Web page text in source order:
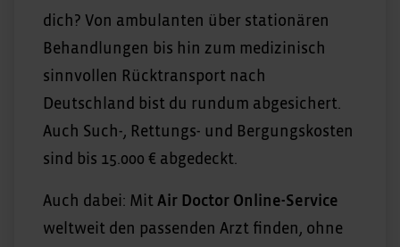
dich? Von ambulanten über stationären
Behandlungen bis hin zum medizinisch
sinnvollen Rücktransport nach
Deutschland bist du rundum abgesichert.
Auch Such-, Rettungs- und Bergungskosten
sind bis 15.000 € abgedeckt.
Auch dabei: Mit Air Doctor Online-Service
weltweit den passenden Arzt finden, ohne